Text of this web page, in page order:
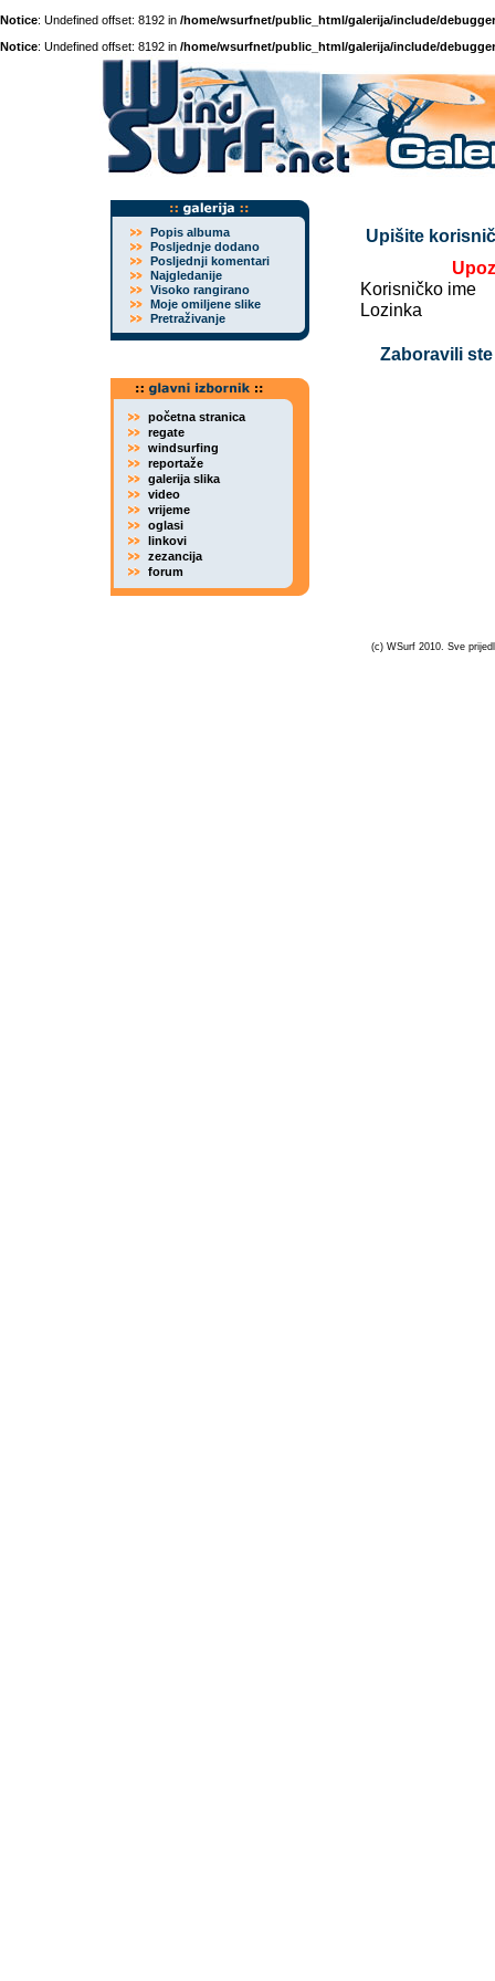
Notice: Undefined offset: 8192 in /home/wsurfnet/public_html/galerija/include/
Notice: Undefined offset: 8192 in /home/wsurfnet/public_html/galerija/include/
Popis albuma
Posljednje dodano
Posljednji komentari
Najgledanije
Visoko rangirano
Moje omiljene slike
Pretraživanje
početna stranica
regate
windsurfing
reportaže
galerija slika
video
vrijeme
oglasi
linkovi
zezancija
forum
Upišite
Korisničko ime
Lozinka
Zaboravili
(c) WSurf 2010. Sve